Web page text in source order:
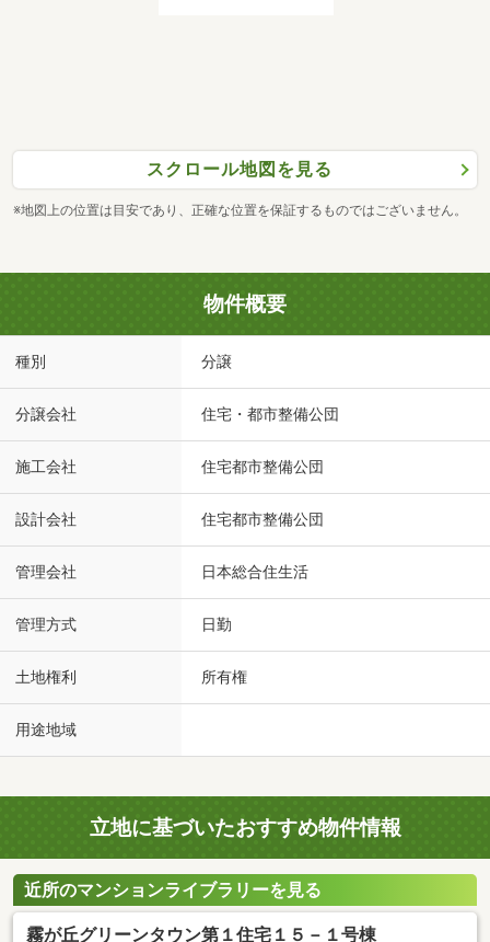
スクロール地図を見る
※地図上の位置は目安であり、正確な位置を保証するものではございません。
物件概要
種別 分譲
分譲会社 住宅・都市整備公団
施工会社 住宅都市整備公団
設計会社 住宅都市整備公団
管理会社 日本総合住生活
管理方式 日勤
土地権利 所有権
用途地域
立地に基づいたおすすめ物件情報
近所のマンションライブラリーを見る
霧が丘グリーンタウン第１住宅１５－１号棟